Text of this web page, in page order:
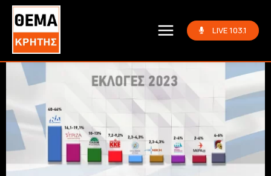
LIVE 103.1